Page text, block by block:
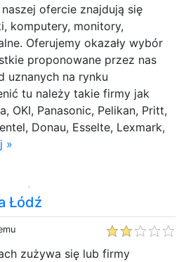
ofercie znajdują się
komputery, monitory,
Oferujemy okazały wybór
proponowane przez nas
uznanych na rynku
tu należy takie firmy jak
OKI, Panasonic, Pelikan, Pritt,
Donau, Esselte, Lexmark,
»
Łódź
zużywa się lub firmy